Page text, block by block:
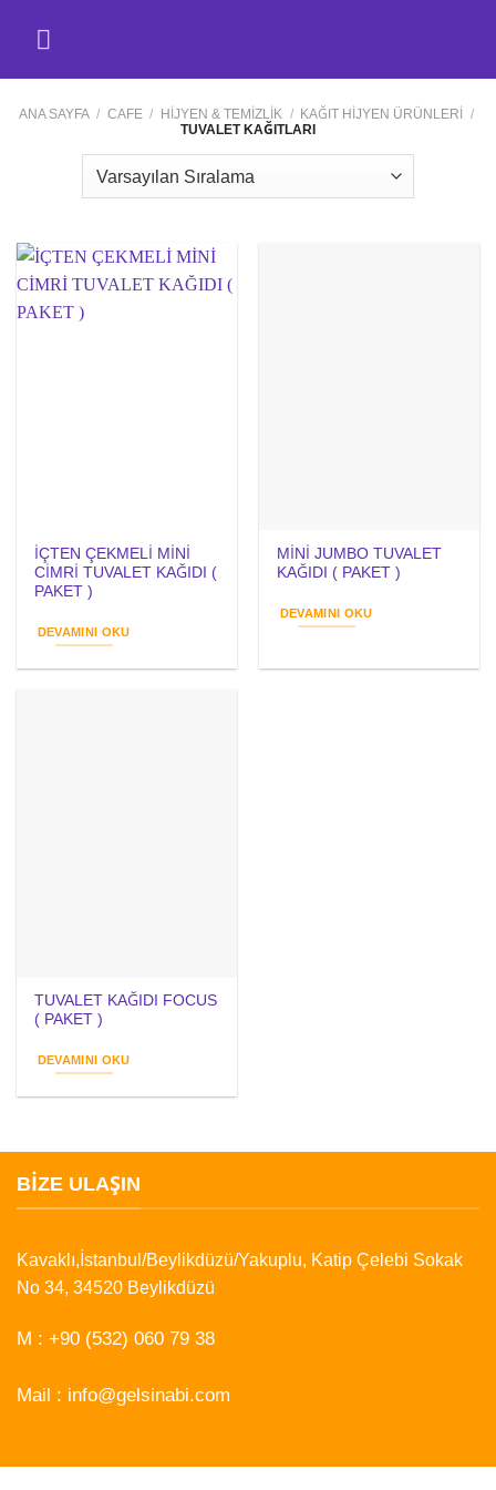
ANA SAYFA / CAFE / HİJYEN & TEMİZLİK / KAĞIT HİJYEN ÜRÜNLERİ
/
TUVALET KAĞITLARI
İÇTEN ÇEKMELİ MİNİ
CİMRİ TUVALET KAĞIDI (
PAKET )
DEVAMINI OKU
MİNİ JUMBO TUVALET
KAĞIDI ( PAKET )
DEVAMINI OKU
TUVALET KAĞIDI FOCUS
( PAKET )
DEVAMINI OKU
BIZE ULAŞIN
Kavaklı,İstanbul/Beylikdüzü/Yakuplu, Katip Çelebi Sokak
No 34, 34520 Beylikdüzü
M : +90 (532) 060 79 38
Mail : info@gelsinabi.com